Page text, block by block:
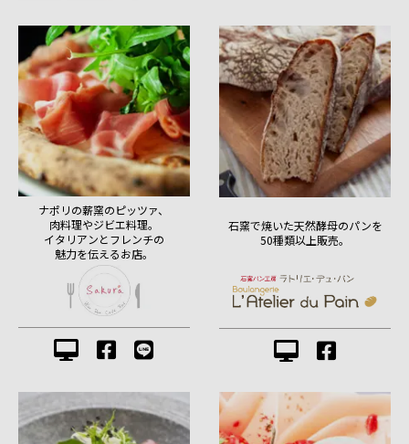
ナポリの薪窯のピッツァ、
肉料理やジビエ料理。
イタリアンとフレンチの
魅力を伝えるお店。
石窯で焼いた天然酵母のパンを
50種類以上販売。